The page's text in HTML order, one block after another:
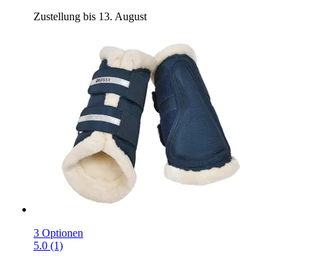
Zustellung bis 13. August
3 Optionen
5.0 (1)